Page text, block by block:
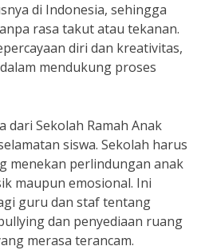
di Indonesia, sehingga
rasa takut atau tekanan.
diri dan kreativitas,
mendukung proses
dari Sekolah Ramah Anak
siswa. Sekolah harus
menekan perlindungan anak
maupun emosional. Ini
guru dan staf tentang
dan penyediaan ruang
merasa terancam.